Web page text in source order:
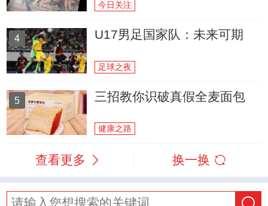
今日关注
4 U17男足国家队：未来可期
足球之夜
5 三招教你识破真假全麦面包
健康之路
查看更多 换一换